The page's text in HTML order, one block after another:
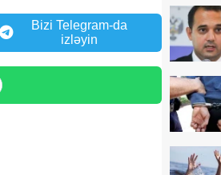
Bizi Telegram-da
izləyin